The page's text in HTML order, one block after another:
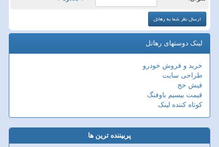
لینک دوستهای رهاتل
خرید و فروش خودرو
طراحی سایت
فیش حج
قیمت بیسیم باوفنگ
کوتاه کننده لینک
پربیننده ترین ها